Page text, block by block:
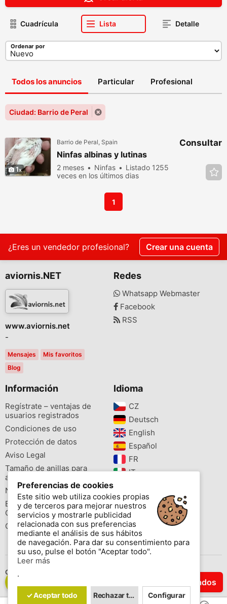
Filtrar Resultados
Cuadrícula Lista Detalle
Ordenar por
Todos los anuncios Particular Profesional
Ciudad: Barrio de Peral
1
Barrio de Peral, Spain
Ninfas albinas y lutinas
2 meses Ninfas
Listado 1255
veces en los últimos dias
Consultar
1
¿Eres un vendedor profesional? Crear una cuenta
aviornis.NET
www.aviornis.net
-
Mensajes
Mis favoritos
Blog
Redes
Whatsapp Webmaster
Facebook
RSS
Información
Regístrate – ventajas de
usuarios registrados
Condiciones de uso
Protección de datos
Aviso Legal
Tamaño de anillas para
aves
Newsletter
Buscador de especies
Cites
Colores de las anillas
Idioma
CZ‎
Deutsch‎
English‎
Español‎
FR‎
IT‎
PL‎
PT‎
Preferencias de cookies
Este sitio web utiliza cookies propias
y de terceros para mejorar nuestros
servicios y mostrarle publicidad
relacionada con sus preferencias
mediante el análisis de sus hábitos
de navegación. Para dar su consentimiento para
su uso, pulse el botón "Aceptar todo".
Leer más
.
✓ Aceptar todo Rechazar todo Configurar
Contáctenos
Copyright © 2026 www.aviornis.net Tablón de anuncios gratis.